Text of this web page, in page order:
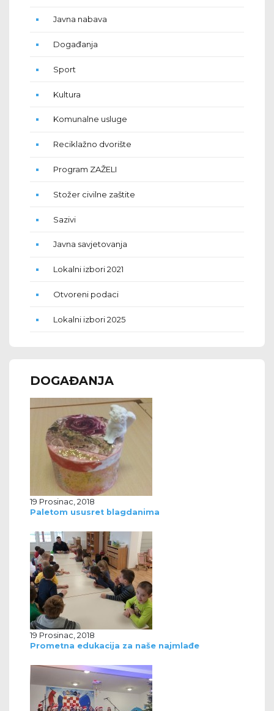
Javna nabava
Događanja
Sport
Kultura
Komunalne usluge
Reciklažno dvorište
Program ZAŽELI
Stožer civilne zaštite
Sazivi
Javna savjetovanja
Lokalni izbori 2021
Otvoreni podaci
Lokalni izbori 2025
DOGAĐANJA
19 Prosinac, 2018
Paletom ususret blagdanima
19 Prosinac, 2018
Prometna edukacija za naše najmlađe